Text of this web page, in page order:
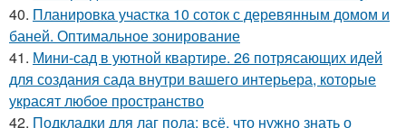
40. Планировка участка 10 соток с деревянным домом и
баней. Оптимальное зонирование
41. Мини-сад в уютной квартире. 26 потрясающих идей
для создания сада внутри вашего интерьера, которые
украсят любое пространство
42. Подкладки для лаг пола: всё, что нужно знать о